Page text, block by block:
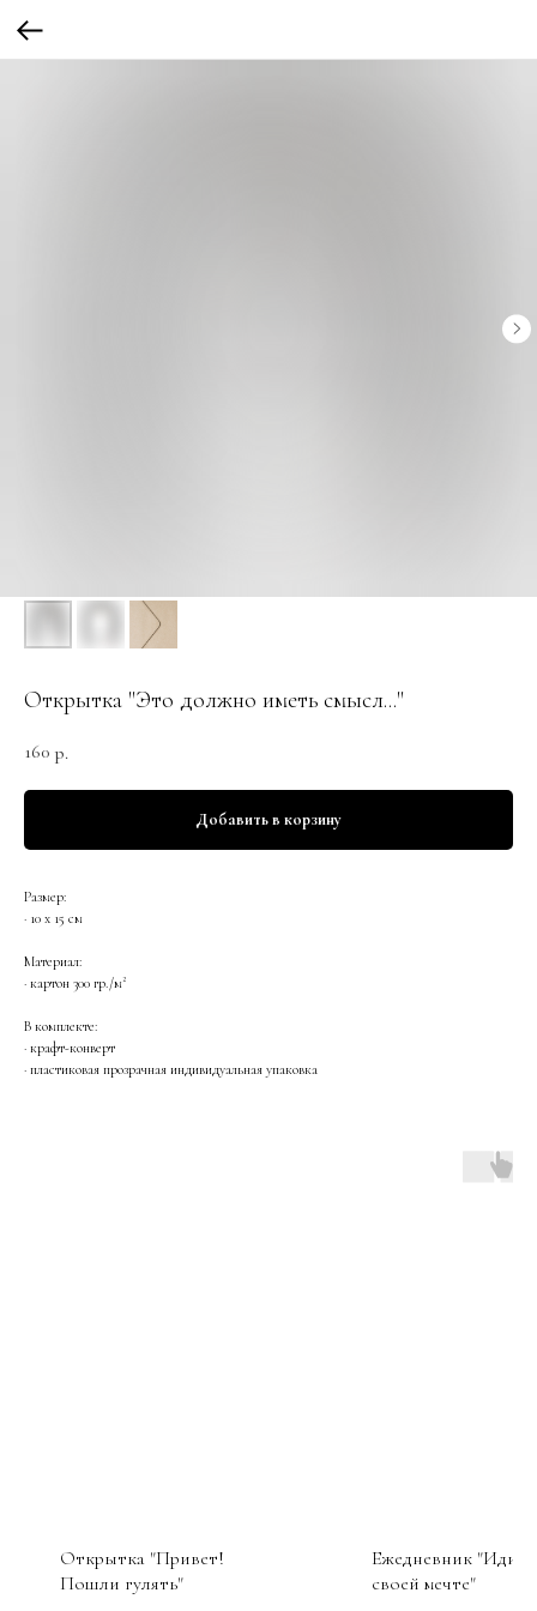
Открытка "Это должно иметь смысл..."
160 р.
Добавить в корзину
Размер:
· 10 х 15 см
Материал:
· картон 300 гр./м²
В комплекте:
· крафт-конверт
· пластиковая прозрачная индивидуальная упаковка
Открытка "Привет!
Пошли гулять"
Ежедневник "Иди к
своей мечте"